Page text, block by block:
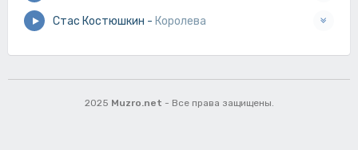
Стас Костюшкин - Королева
2025 Muzro.net - Все права защищены.